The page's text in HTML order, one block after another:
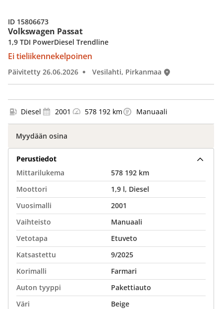
Volkswagen Passat
1,9 TDI PowerDiesel Trendline
Ei tieliikennekelpoinen
Päivitetty 26.06.2026 Vesilahti, Pirkanmaa
ID 15806673
Diesel 2001 578 192 km Manuaali
Myydään osina
Perustiedot
Mittarilukema
578 192 km
Moottori
1,9 l, Diesel
Vuosimalli
2001
Vaihteisto
Manuaali
Vetotapa
Etuveto
Katsastettu
9/2025
Korimalli
Farmari
Auton tyyppi
Pakettiauto
Väri
Beige